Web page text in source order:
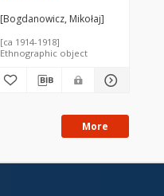
[Bogdanowicz, Mikołaj]
[ca 1914-1918]
Ethnographic object
More